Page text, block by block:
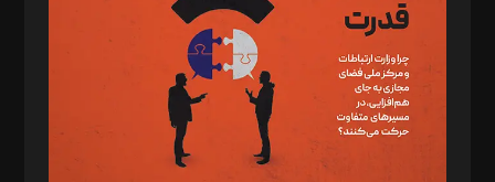
رستمی،مصطفی باستان
ویرایش: نگار استاد‌‌آقا
طراح یونیفرم: مجید توکلی
فیلمبرداری و عکاسی: امیر شفیعی، مانی لطفی زاده
گرافیک و صفحه‌آرایی: سید‌سبحان‌علی ثابت
مد‌یر توسعه تجاری: کامبیز برید‌